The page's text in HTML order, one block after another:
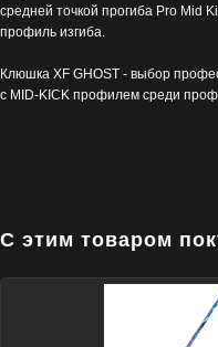
средней точкой прогиба Pro Mid
профиль изгиба.
Клюшка XF GHOST - выбор
с MID-KICK профилем среди
С этим товаром